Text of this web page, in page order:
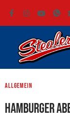
Allgemein
Hamburger